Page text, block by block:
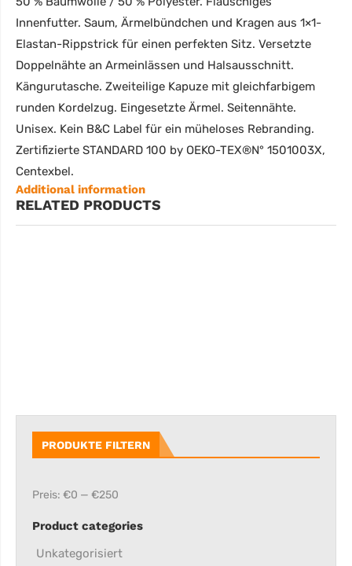
Innenfutter. Saum, Ärmelbündchen und Kragen aus 1×1-
Elastan-Rippstrick für einen perfekten Sitz. Versetzte
Doppelnähte an Armeinlässen und Halsausschnitt.
Kängurutasche. Zweiteilige Kapuze mit gleichfarbigem
runden Kordelzug. Eingesetzte Ärmel. Seitennähte.
Unisex. Kein B&C Label für ein müheloses Rebranding.
Zertifizierte STANDARD 100 by OEKO-TEX®N° 1501003X,
Centexbel.
Additional information
RELATED PRODUCTS
PRODUKTE FILTERN
Preis: €0 — €250
Product categories
Unkategorisiert